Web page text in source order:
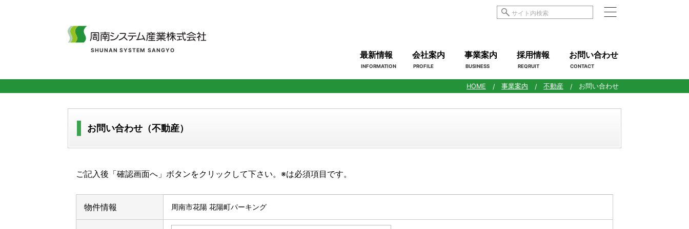
SHUNAN SYSTEM SANGYO 最新情報
INFORMATION
会社案内
PROFILE
事業案内
BUSINESS
採用情報
REQRUIT
お問い合わせ
CONTACT
HOME 事業案内 不動産 お問い合わせ
お問い合わせ（不動産）
ご記入後「確認画面へ」ボタンをクリックして下さい。※は必須項目です。
物件情報 周南市花陽 花陽町パーキング